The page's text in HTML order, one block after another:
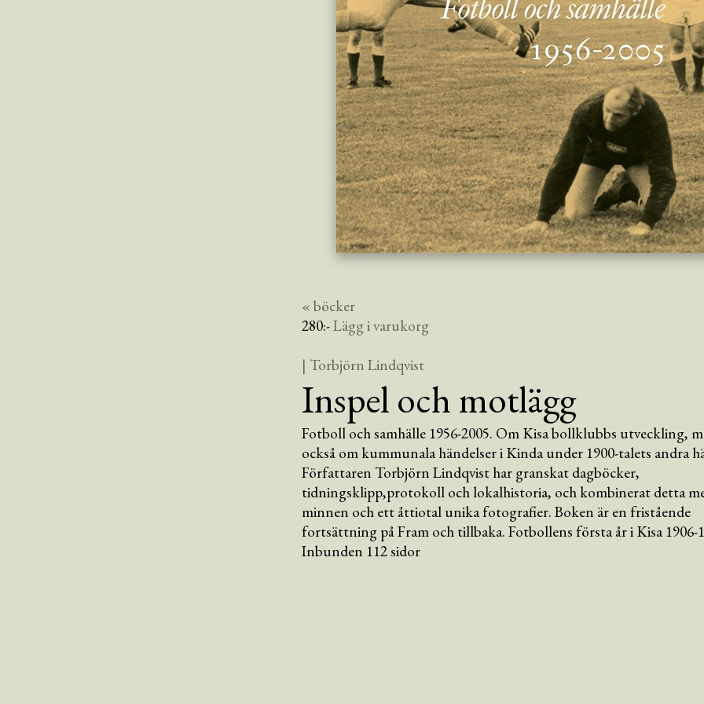
« böcker
280:-Lägg i varukorg
| Torbjörn Lindqvist
Inspel och motlägg
Fotboll och samhälle 1956-2005. Om Kisa bollklubbs utveckling,
också om kummunala händelser i Kinda under 1900-talets andra
Författaren Torbjörn Lindqvist har granskat dagböcker,
tidningsklipp,protokoll och lokalhistoria, och kombinerat detta
minnen och ett åttiotal unika fotografier. Boken är en fristående
fortsättning på Fram och tillbaka. Fotbollens första år i Kisa 1906-
Inbunden 112 sidor